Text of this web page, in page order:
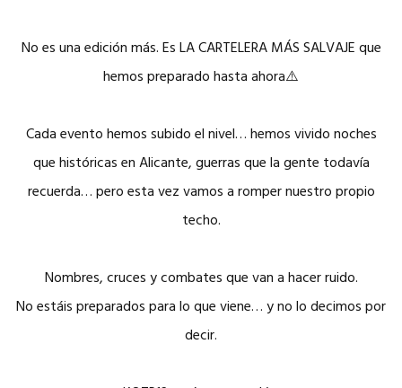
No es una edición más. Es LA CARTELERA MÁS SALVAJE que
hemos preparado hasta ahora⚠️
Cada evento hemos subido el nivel… hemos vivido noches
que históricas en Alicante, guerras que la gente todavía
recuerda… pero esta vez vamos a romper nuestro propio
techo.
Nombres, cruces y combates que van a hacer ruido.
No estáis preparados para lo que viene… y no lo decimos por
decir.